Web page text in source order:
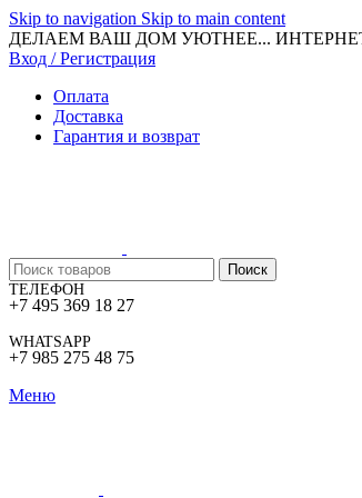
Skip to navigation Skip to main content
ДЕЛАЕМ ВАШ ДОМ УЮТНЕЕ... ИНТЕРНЕТ-
Вход / Регистрация
Оплата
Доставка
Гарантия и возврат
Поиск
ТЕЛЕФОН
+7 495 369 18 27
WHATSAPP
+7 985 275 48 75
Меню